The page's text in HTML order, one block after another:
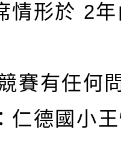
情形於 2
有任何
仁德國小